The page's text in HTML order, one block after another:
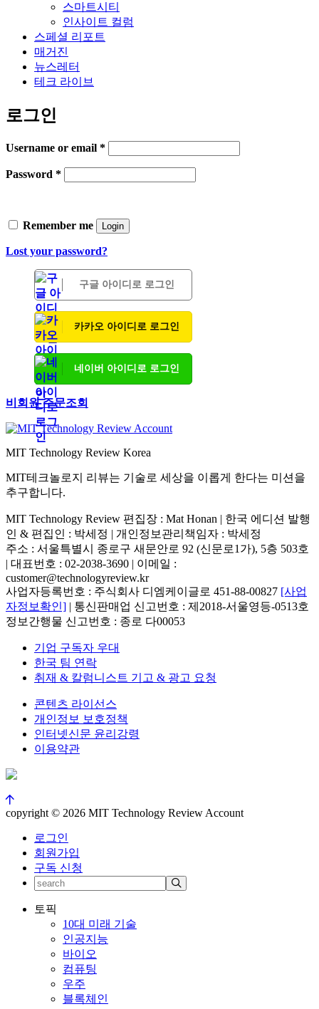
스마트시티
인사이트 컬럼
스페셜 리포트
매거진
뉴스레터
테크 라이브
로그인
Username or email *
Password *
Remember me Login
Lost your password?
구글 아이디로 로그인
카카오 아이디로 로그인
네이버 아이디로 로그인
비회원 주문조회
MIT Technology Review Korea
MIT테크놀로지 리뷰는 기술로 세상을 이롭게 한다는 미션을
추구합니다.
MIT Technology Review 편집장 : Mat Honan | 한국 에디션 발행
인 & 편집인 : 박세정 | 개인정보관리책임자 : 박세정
주소 : 서울특별시 종로구 새문안로 92 (신문로1가), 5층 503호
| 대표번호 : 02-2038-3690 | 이메일 :
customer@technologyreview.kr
사업자등록번호 : 주식회사 디엠케이글로 451-88-00827 [사업
자정보확인] | 통신판매업 신고번호 : 제2018-서울영등-0513호
정보간행물 신고번호 : 종로 다00053
기업 구독자 우대
한국 팀 연락
취재 & 칼럼니스트 기고 & 광고 요청
콘텐츠 라이선스
개인정보 보호정책
인터넷신문 윤리강령
이용약관
copyright © 2026 MIT Technology Review Account
로그인
회원가입
구독 신청
토픽
10대 미래 기술
인공지능
바이오
컴퓨팅
우주
블록체인